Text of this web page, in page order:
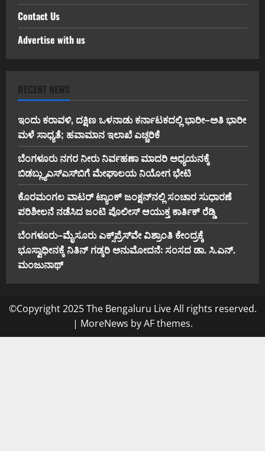
Contact Us
Advertise with us
RECENT NEWS
ಇಂದು ಕರಾವಳಿ, ದಕ್ಷಿಣ ಒಳನಾಡು ಕರ್ನಾಟಕದಲ್ಲಿ ಭಾರೀ–ಅತಿ ಭಾರೀ
ಮಳೆ ಸಾಧ್ಯತೆ; ಹವಾಮಾನ ಇಲಾಖೆ ಎಚ್ಚರಿಕೆ
ಬೆಂಗಳೂರು ನಗರ ನೀರು ನಿರ್ವಹಣಾ ಮಾದರಿ ಅಧ್ಯಯನಕ್ಕೆ
ಬಿ‌ಡಬ್ಲ್ಯು‌ಎಸ್‌ಎಸ್‌ಬಿಗೆ ಮೇಘಾಲಯ ನಿಯೋಗ ಭೇಟಿ
ಕೊರಮಂಗಲ ವಾಟರ್ ಟ್ಯಾಂಕ್ ಜಂಕ್ಷನ್‌ನಲ್ಲಿ ಸಂಚಾರ ಸುಧಾರಣೆ
ಪರಿಶೀಲನೆ ನಡೆಸಿದ ಜಂಟಿ ಪೊಲೀಸ್ ಆಯುಕ್ತ ಕಾರ್ತಿಕ್ ರೆಡ್ಡಿ
ಬೆಂಗಳೂರು–ಮೈಸೂರು ಎಕ್ಸ್‌ಪ್ರೆಸ್‌ವೇ ವಿಶ್ರಾಂತಿ ಕೇಂದ್ರಕ್ಕೆ
ಭೂಸ್ವಾಧೀನಕ್ಕೆ ನಿತಿನ್ ಗಡ್ಕರಿ ಅನುಮೋದನೆ: ಸಂಸದ ಡಾ. ಸಿ.ಎನ್.
ಮಂಜುನಾಥ್
©Copyright 2025 The Bengaluru Live All rights reserved.
| MoreNews by AF themes.